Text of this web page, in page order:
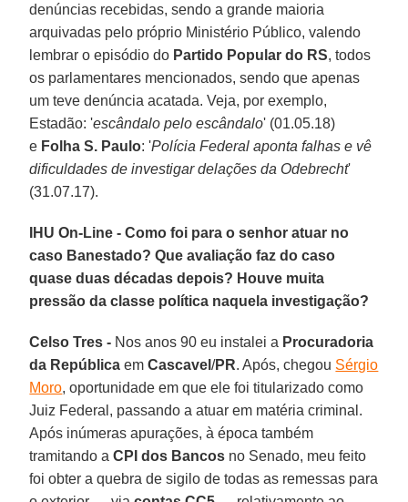
denúncias recebidas, sendo a grande maioria
arquivadas pelo próprio Ministério Público, valendo
lembrar o episódio do Partido Popular do RS, todos
os parlamentares mencionados, sendo que apenas
um teve denúncia acatada. Veja, por exemplo,
Estadão: 'escândalo pelo escândalo' (01.05.18)
e Folha S. Paulo: 'Polícia Federal aponta falhas e vê
dificuldades de investigar delações da Odebrecht'
(31.07.17).
IHU On-Line - Como foi para o senhor atuar no
caso Banestado? Que avaliação faz do caso
quase duas décadas depois? Houve muita
pressão da classe política naquela investigação?
Celso Tres - Nos anos 90 eu instalei a Procuradoria
da República emCascavel/PR. Após, chegou Sérgio
Moro, oportunidade em que ele foi titularizado como
Juiz Federal, passando a atuar em matéria criminal.
Após inúmeras apurações, à época também
tramitando aCPI dos Bancos no Senado, meu feito
foi obter a quebra de sigilo de todas as remessas para